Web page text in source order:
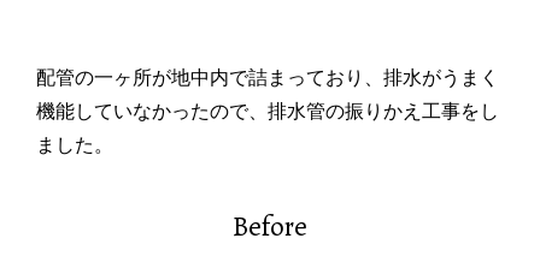
配管の一ヶ所が地中内で詰まっており、排水がうまく
機能していなかったので、排水管の振りかえ工事をし
ました。
Before